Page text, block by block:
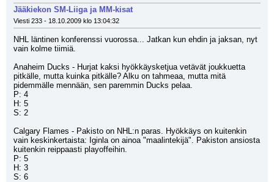
Jääkiekon SM-Liiga ja MM-kisat
Viesti 233 - 18.10.2009 klo 13:04:32
NHL läntinen konferenssi vuorossa... Jatkan kun ehdin ja jaksan, nyt
vain kolme tiimiä.
Anaheim Ducks - Hurjat kaksi hyökkäysketjua vetävät joukkuetta
pitkälle, mutta kuinka pitkälle? Alku on tahmeaa, mutta mitä
pidemmälle mennään, sen paremmin Ducks pelaa.
P: 4
H: 5
S: 2
Calgary Flames - Pakisto on NHL:n paras. Hyökkäys on kuitenkin
vain keskinkertaista: Iginla on ainoa "maalintekijä". Pakiston ansiosta
kuitenkin reippaasti playoffeihin.
P: 5
H: 3
S: 6